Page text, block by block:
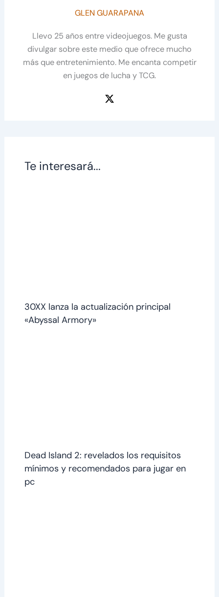
GLEN GUARAPANA
Llevo 25 años entre videojuegos. Me gusta
divulgar sobre este medio que ofrece mucho
más que entretenimiento. Me encanta competir
en juegos de lucha y TCG.
Te interesará...
30XX lanza la actualización principal
«Abyssal Armory»
Dead Island 2: revelados los requisitos
mínimos y recomendados para jugar en
pc